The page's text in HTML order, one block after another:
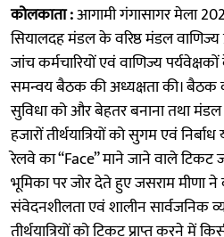
कोलकाता :आगामी गंगासागर मेला
सियालदह मंडल के वरिष्ठ मंडल
जांच कर्मचारियों एवं वाणिज्य
समन्वय बैठक की अध्यक्षता की। बैठक
सुविधा को और बेहतर बनाना तथा मंडल
हजारों तीर्थयात्रियों को सुगम एवं
रेलवे का “Face” माने जाने वाले टिकट
भूमिका पर जोर देते हुए जसराम मीणा ने
संवेदनशीलता एवं शालीन सार्वजनिक
तीर्थयात्रियों को टिकट प्राप्त करने में